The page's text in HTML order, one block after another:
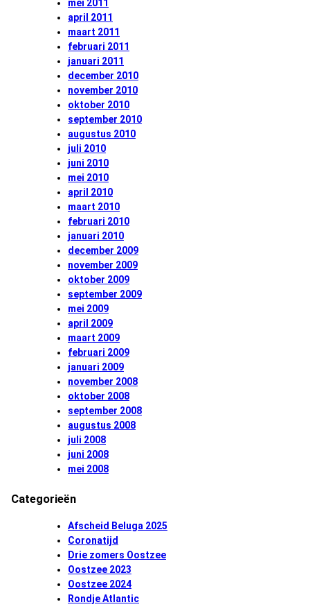
mei 2011
april 2011
maart 2011
februari 2011
januari 2011
december 2010
november 2010
oktober 2010
september 2010
augustus 2010
juli 2010
juni 2010
mei 2010
april 2010
maart 2010
februari 2010
januari 2010
december 2009
november 2009
oktober 2009
september 2009
mei 2009
april 2009
maart 2009
februari 2009
januari 2009
november 2008
oktober 2008
september 2008
augustus 2008
juli 2008
juni 2008
mei 2008
Categorieën
Afscheid Beluga 2025
Coronatijd
Drie zomers Oostzee
Oostzee 2023
Oostzee 2024
Rondje Atlantic